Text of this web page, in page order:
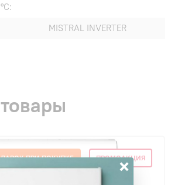
MISTRAL INVERTER
ПРИ ПОКУПКЕ ПРОМОАКЦИЯ
×